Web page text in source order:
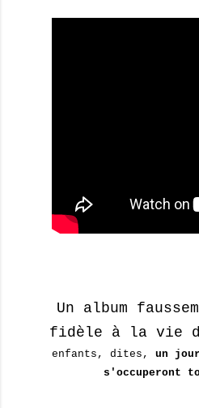
Un album
fidèle à la vie
enfants, dites, un
s'occuperont